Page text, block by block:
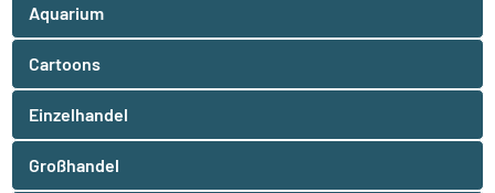
Aquarium
Cartoons
Einzelhandel
Großhandel